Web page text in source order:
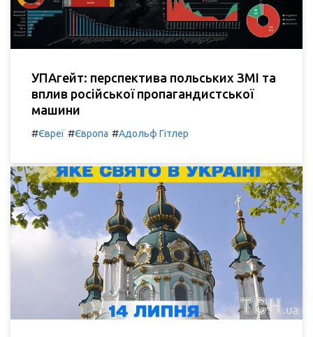
УПАгейт: перспектива польських ЗМІ та
вплив російської пропагандистської
машини
#Євреї #Європа #Адольф Гітлер